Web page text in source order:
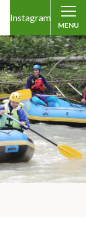
Instagram
MENU